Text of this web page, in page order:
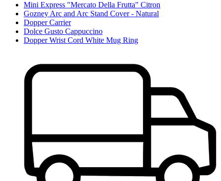
Mini Express "Mercato Della Frutta" Citron
Gozney Arc and Arc Stand Cover - Natural
Dopper Carrier
Dolce Gusto Cappuccino
Dopper Wrist Cord White Mug Ring